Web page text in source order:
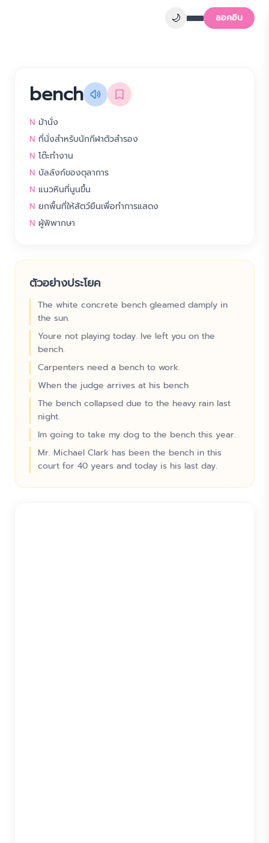
🌙 ลอคอิน
bench
N ม้านั่ง
N ที่นั่งสำหรับนักกีฬาตัวสำรอง
N โต๊ะทำงาน
N บัลลังก์ของตุลาการ
N แนวหินที่นูนขึ้น
N ยกพื้นที่ให้สัตว์ยืนเพื่อทำการแสดง
N ผู้พิพากษา
ตัวอย่างประโยค
The white concrete bench gleamed damply in
the sun.
Youre not playing today. Ive left you on the
bench.
Carpenters need a bench to work.
When the judge arrives at his bench
The bench collapsed due to the heavy rain last
night.
Im going to take my dog to the bench this year.
Mr. Michael Clark has been the bench in this
court for 40 years and today is his last day.